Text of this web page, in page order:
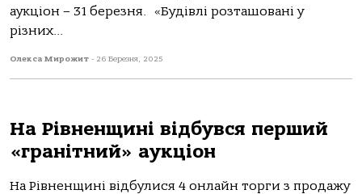
аукціон – 31 березня. «Будівлі розташовані у
різних...
Олекса Мирожит - 26 Березня, 2025
На Рівненщині відбувся перший
«гранітний» аукціон
На Рівненщині відбулися 4 онлайн торги з продажу